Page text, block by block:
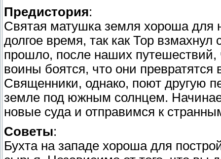
Предистория:
Святая матушка земля хороша для
долгое время, так как Тор
прошло, после наших
воины боятся, что они превратятся
Священники, однако, поют другую
земле под южным солнцем.
новые суда и отправимся к
Советы:
Бухта на западе хороша для